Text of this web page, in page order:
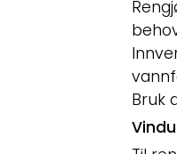
Bruk